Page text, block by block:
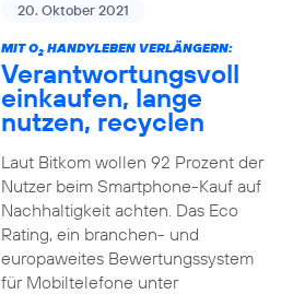
20. Oktober 2021
MIT O2HANDYLEBEN VERLÄNGERN:
Verantwortungsvoll
einkaufen, lange
nutzen, recyclen
Laut Bitkom wollen 92 Prozent der
Nutzer beim Smartphone-Kauf auf
Nachhaltigkeit achten. Das Eco
Rating, ein branchen- und
europaweites Bewertungssystem
für Mobiltelefone unter